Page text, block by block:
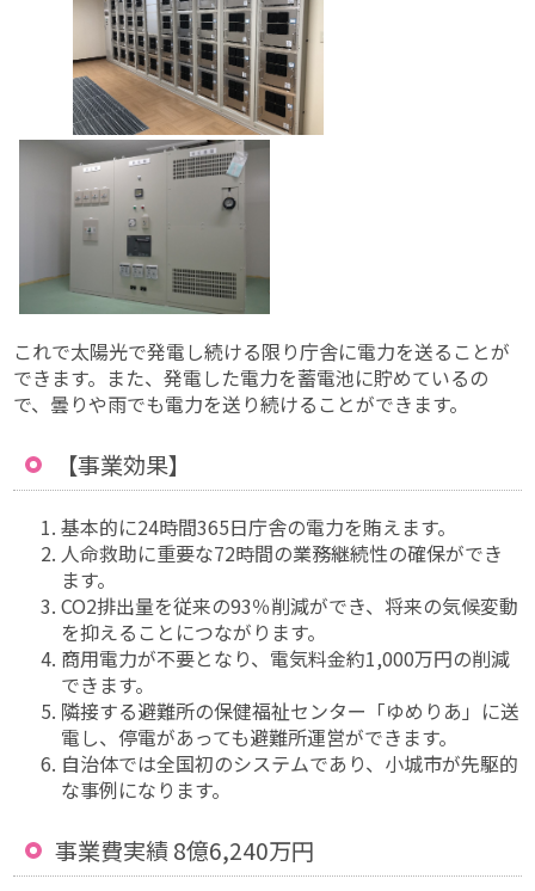
これで太陽光で発電し続ける限り庁舎に電力を送ることが
できます。また、発電した電力を蓄電池に貯めているの
で、曇りや雨でも電力を送り続けることができます。
【事業効果】
基本的に24時間365日庁舎の電力を賄えます。
人命救助に重要な72時間の業務継続性の確保ができ
ます。
CO2排出量を従来の93％削減ができ、将来の気候変動
を抑えることにつながります。
商用電力が不要となり、電気料金約1,000万円の削減
できます。
隣接する避難所の保健福祉センター「ゆめりあ」に送
電し、停電があっても避難所運営ができます。
自治体では全国初のシステムであり、小城市が先駆的
な事例になります。
事業費実績 8億6,240万円